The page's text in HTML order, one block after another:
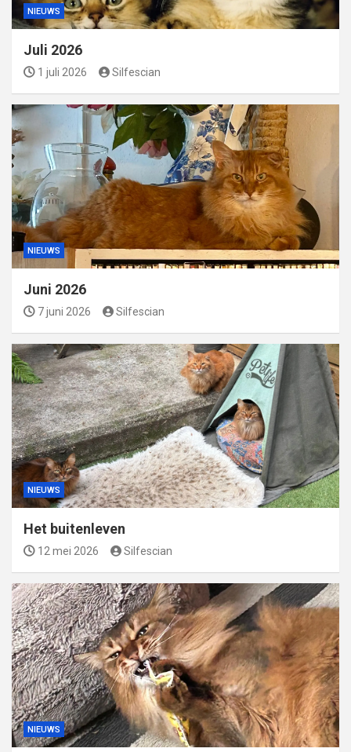
NIEUWS
Juli 2026
1 juli 2026 Silfescian
NIEUWS
Juni 2026
7 juni 2026 Silfescian
NIEUWS
Het buitenleven
12 mei 2026 Silfescian
NIEUWS